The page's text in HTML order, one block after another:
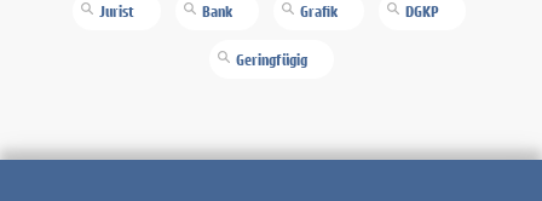
Jurist Bank Grafik DGKP
Geringfügig